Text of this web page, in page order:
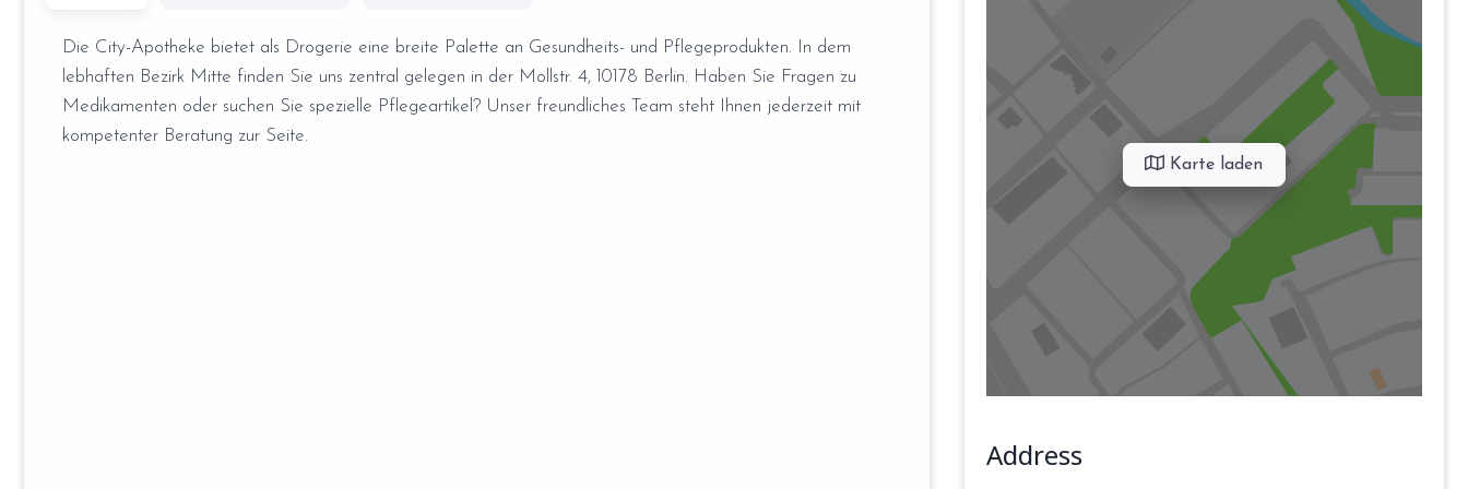
Die City-Apotheke bietet als Drogerie eine breite Palette an Gesundheits- und Pflegeprodukten. In dem
lebhaften Bezirk Mitte finden Sie uns zentral gelegen in der Mollstr. 4, 10178 Berlin. Haben Sie Fragen zu
Medikamenten oder suchen Sie spezielle Pflegeartikel? Unser freundliches Team steht Ihnen jederzeit mit
kompetenter Beratung zur Seite.
Karte laden
Address